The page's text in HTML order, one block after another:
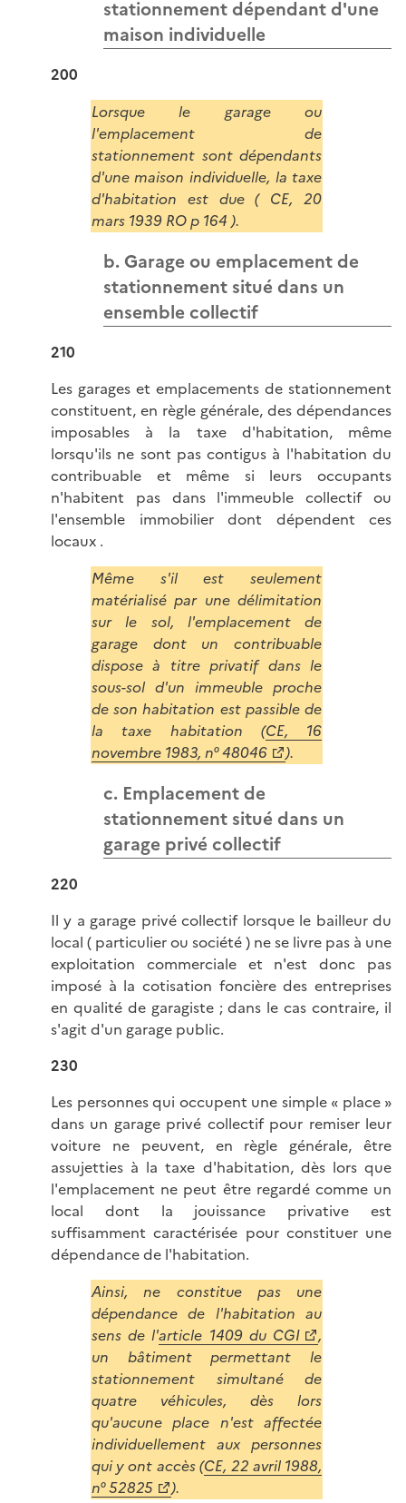
stationnement dépendant d'une
maison individuelle
200
Lorsque le garage ou
l'emplacement de
stationnement sont dépendants
d'une maison individuelle, la taxe
d'habitation est due ( CE, 20
mars 1939 RO p 164 ).
b. Garage ou emplacement de
stationnement situé dans un
ensemble collectif
210
Les garages et emplacements de stationnement
constituent, en règle générale, des dépendances
imposables à la taxe d'habitation, même
lorsqu'ils ne sont pas contigus à l'habitation du
contribuable et même si leurs occupants
n'habitent pas dans l'immeuble collectif ou
l'ensemble immobilier dont dépendent ces
locaux .
Même s'il est seulement
matérialisé par une délimitation
sur le sol, l'emplacement de
garage dont un contribuable
dispose à titre privatif dans le
sous-sol d'un immeuble proche
de son habitation est passible de
la taxe habitation (CE, 16
novembre 1983, n° 48046
).
c. Emplacement de
stationnement situé dans un
garage privé collectif
220
Il y a garage privé collectif lorsque le bailleur du
local ( particulier ou société ) ne se livre pas à une
exploitation commerciale et n'est donc pas
imposé à la cotisation foncière des entreprises
en qualité de garagiste ; dans le cas contraire, il
s'agit d'un garage public.
230
Les personnes qui occupent une simple « place »
dans un garage privé collectif pour remiser leur
voiture ne peuvent, en règle générale, être
assujetties à la taxe d'habitation, dès lors que
l'emplacement ne peut être regardé comme un
local dont la jouissance privative est
suffisamment caractérisée pour constituer une
dépendance de l'habitation.
Ainsi, ne constitue pas une
dépendance de l'habitation au
sens de l'article 1409 du CGI
,
un bâtiment permettant le
stationnement simultané de
quatre véhicules, dès lors
qu'aucune place n'est affectée
individuellement aux personnes
qui y ont accès (CE, 22 avril 1988,
n° 52825
).